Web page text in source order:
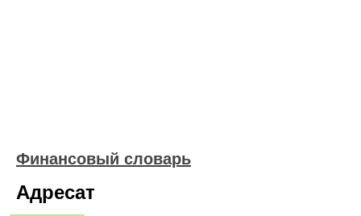
Финансовый словарь
Адресат